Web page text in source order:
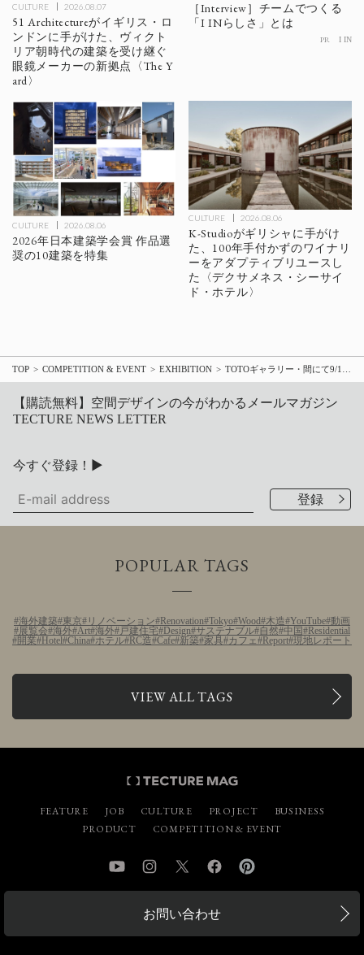
CULTURE 2026.08.07
51 Architectureがイギリス・ロ
ンドンに手がけた、ヴィクト
リア朝時代の建築を受け継ぐ
眼鏡メーカーの新拠点〈The Y
ard〉
［Interview］チームでつくる
「I INらしさ」とは
PR I IN
CULTURE 2026.08.06
2026年日本建築学会賞 作品選
奨の10建築を特集
CULTURE 2026.08.06
K-Studioがギリシャに手がけ
た、100年手付かずのワイナリ
ーをアダプティブリユースし
た〈デクサメネス・シーサイ
ド・ホテル〉
TOP COMPETITION & EVENT EXHIBITION
【購読無料】空間デザインの今がわかるメールマガジン
TECTURE NEWS LETTER
今すぐ登録！▶
POPULAR TAGS
海外建築 東京 リノベーション Renovation Tokyo Wood 木造 YouTube 動画
展覧会 海外 Art 海外 戸建住宅 Design サステナブル 自然 中国
Residential
開業
Hotel China ホテル RC造 Cafe 新築 家具 カフェ Report 現地レポート
VIEW ALL TAGS
FEATURE JOB CULTURE PROJECT
BUSINESS
PRODUCT
COMPETITION & EVENT
YouTube InstagramTwitter Facebook
お問い合わせ